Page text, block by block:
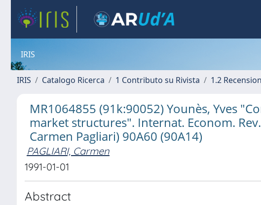
IRIS
IRIS Catalogo Ricerca 1 Contributo su Rivista 1.2
MR1064855 (91k:90052) Younès, Yves
market structures". Internat. Econom.
Carmen Pagliari) 90A60 (90A14)
PAGLIARI, Carmen
1991-01-01
Abstract